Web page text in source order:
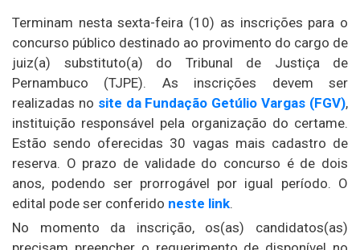
Terminam nesta sexta-feira (10) as inscrições para o
concurso público destinado ao provimento do cargo de
juiz(a) substituto(a) do Tribunal de Justiça de
Pernambuco (TJPE). As inscrições devem ser
realizadas no site da Fundação Getúlio Vargas (FGV),
instituição responsável pela organização do certame.
Estão sendo oferecidas 30 vagas mais cadastro de
reserva. O prazo de validade do concurso é de dois
anos, podendo ser prorrogável por igual período. O
edital pode ser conferido neste link.
No momento da inscrição, os(as) candidatos(as)